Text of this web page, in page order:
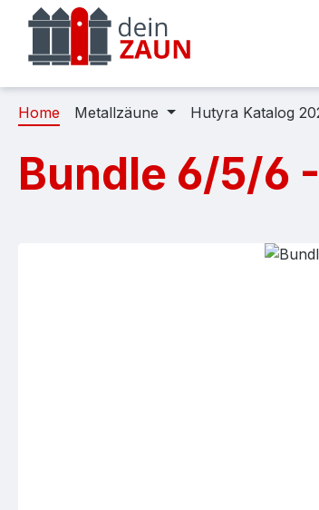
Hauptinhalt springen
Zur Suche springen
Zur Hauptnavigation springen
Home Metallzäune Hutyra Katalog
Bundle 6/5/6